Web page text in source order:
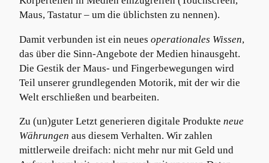
Maus, Tastatur – um die üblichsten zu nennen).
Damit verbunden ist ein neues operationales Wissen,
das über die Sinn-Angebote der Medien hinausgeht.
Die Gestik der Maus- und Fingerbewegungen wird
Teil unserer grundlegenden Motorik, mit der wir die
Welt erschließen und bearbeiten.
Zu (un)guter Letzt generieren digitale Produkte neue
Währungen aus diesem Verhalten. Wir zahlen
mittlerweile dreifach: nicht mehr nur mit Geld und